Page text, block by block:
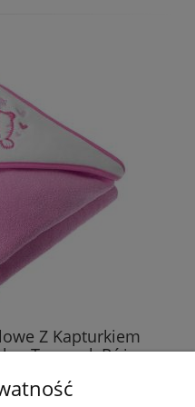
Z Kapturkiem
Tygrysek Różowy
zł